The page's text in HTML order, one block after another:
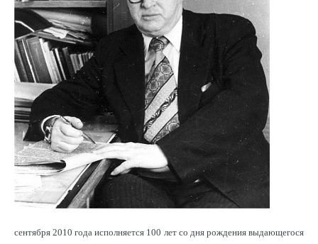
сентября 2010 года исполняется 100 лет со дня рождения выдающегося